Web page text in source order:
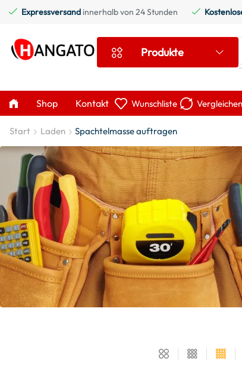
Expressversand innerhalb von 24 Stunden
Produkte
Shop Kontakt Wunschliste Vergleichen
Start Laden Spachtelmasse auftragen